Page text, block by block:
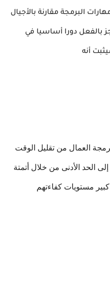
البرمجة مقارنة بالأجيال
بالفعل دورا أساسيا في
أنه
العمال من تقليل الوقت
الحد الأدنى من خلال أتمتة
مستويات كفاءتهم